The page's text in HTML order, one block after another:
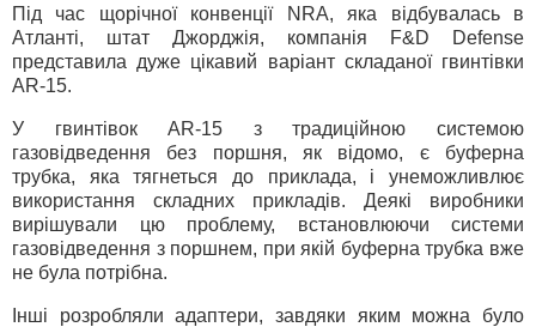
Під час щорічної конвенції NRA, яка відбувалась в
Атланті, штат Джорджія, компанія F&D Defense
представила дуже цікавий варіант складаної гвинтівки
AR-15.
У гвинтівок AR-15 з традиційною системою
газовідведення без поршня, як відомо, є буферна
трубка, яка тягнеться до приклада, і унеможливлює
використання складних прикладів. Деякі виробники
вирішували цю проблему, встановлюючи системи
газовідведення з поршнем, при якій буферна трубка вже
не була потрібна.
Інші розробляли адаптери, завдяки яким можна було